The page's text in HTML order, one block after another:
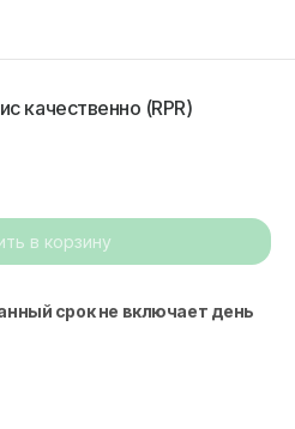
качественно (RPR)
в корзину
срок не включает день